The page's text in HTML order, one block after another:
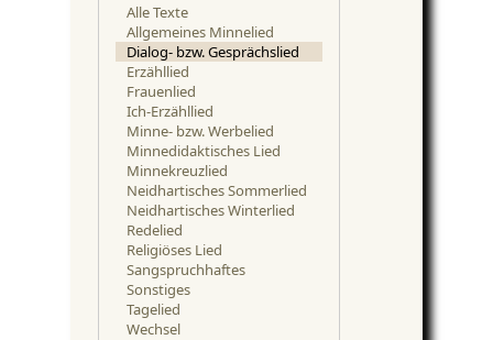
Alle Texte
Allgemeines Minnelied
Dialog- bzw. Gesprächslied
Erzähllied
Frauenlied
Ich-Erzähllied
Minne- bzw. Werbelied
Minnedidaktisches Lied
Minnekreuzlied
Neidhartisches Sommerlied
Neidhartisches Winterlied
Redelied
Religiöses Lied
Sangspruchhaftes
Sonstiges
Tagelied
Wechsel